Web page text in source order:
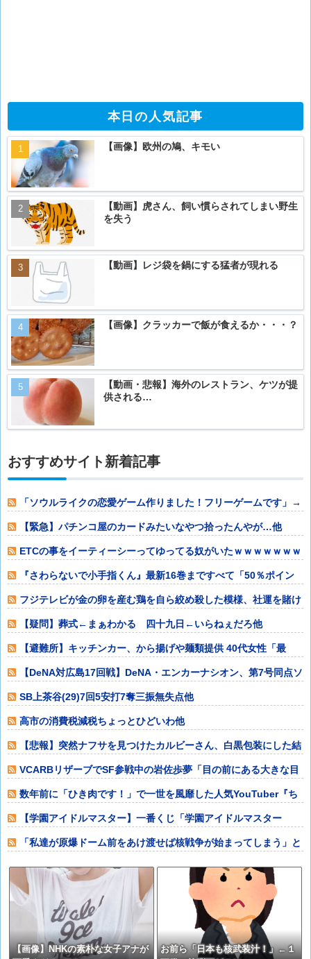
本日の人気記事
【画像】欧州の鳩、キモい
【動画】虎さん、飼い慣らされてしまい野生
を失う
【動画】レジ袋を鍋にする猛者が現れる
【画像】クラッカーで飯が食えるか・・・？
【動画・悲報】海外のレストラン、ケツが提
供される…
おすすめサイト新着記事
「ソウルライクの恋愛ゲーム作りました！フリーゲームです」→
女の子と会話し
【緊急】パチンコ屋のカードみたいなやつ拾ったんやが…他
ETCの事をイーティーシーってゆってる奴がいたｗｗｗｗｗｗｗ
『さわらないで小手指くん』最新16巻まですべて「50％ポイン
フジテレビが金の卵を産む鶏を自ら絞め殺した模様、社運を賭け
たドル箱コンテ
【疑問】葬式←まぁわかる 四十九日←いらねぇだろ他
【避難所】キッチンカー、から揚げや麺類提供 40代女性「最
高、パン中心の
【DeNA対広島17回戦】DeNA・エンカーナシオン、第7号同点ソ
ロホー
SB上茶谷(29)7回5安打7奪三振無失点他
高市の消費税減税ちょっとひどいわ他
【悲報】突然ナフサを見つけたカルビーさん、白黒包装にした結
VCARBリザーブでSF参戦中の岩佐歩夢「目の前にある大きな目
数年前に「ひき肉です！」で一世を風靡した人気YouTuber『ち
ょんまげ
【学園アイドルマスター】一番くじ「学園アイドルマスター
Part7」12
「私達が原爆ドーム前をあけ渡せば核戦争が始まってしまう」と
【画像】NHKの素朴な女子アナが
お前ら「日本も核武装汁！」←１